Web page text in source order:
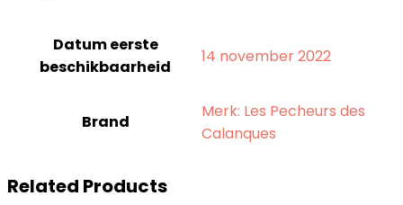
Datum eerste
beschikbaarheid
14 november 2022
Brand
Merk: Les Pecheurs des
Calanques
Related Products